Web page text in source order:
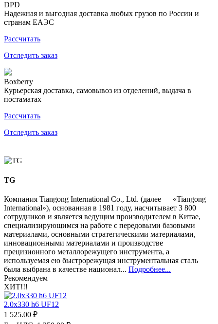
DPD
Надежная и выгодная доставка любых грузов по России и
странам ЕАЭС
Рассчитать
Отследить заказ
Boxberry
Курьерская доставка, самовывоз из отделений, выдача в
постаматах
Рассчитать
Отследить заказ
TG
Компания Tiangong International Co., Ltd. (далее — «Tiangong
International»), основанная в 1981 году, насчитывает 3 800
сотрудников и является ведущим производителем в Китае,
специализирующимся на работе с передовыми базовыми
материалами, основными стратегическими материалами,
инновационными материалами и производстве
прецизионного металлорежущего инструмента, а
используемая ею быстрорежущая инструментальная сталь
была выбрана в качестве национал... Подробнее...
Рекомендуем
ХИТ!!!
2.0х330 h6 UF12
1 525.00 ₽